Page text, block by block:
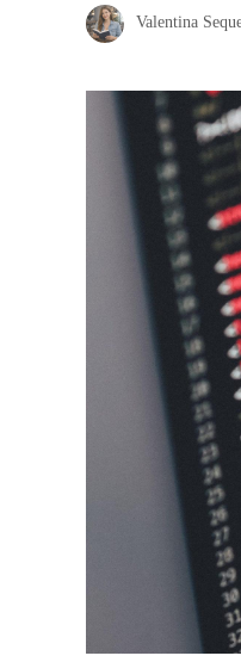
Valentina